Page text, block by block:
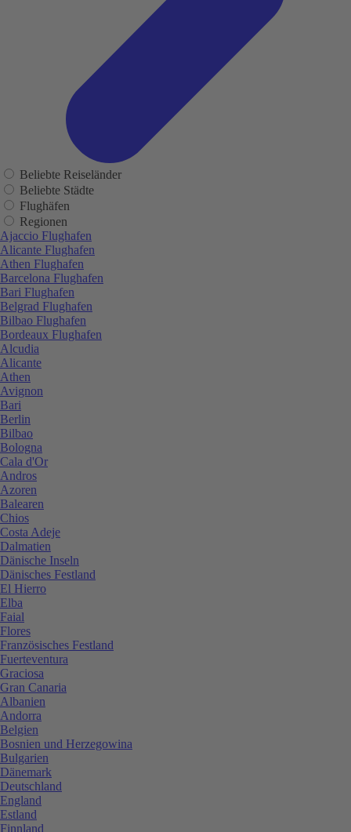
Beliebte Reiseländer
Beliebte Städte
Flughäfen
Regionen
Ajaccio Flughafen
Alicante Flughafen
Athen Flughafen
Barcelona Flughafen
Bari Flughafen
Belgrad Flughafen
Bilbao Flughafen
Bordeaux Flughafen
Alcudia
Alicante
Athen
Avignon
Bari
Berlin
Bilbao
Bologna
Cala d'Or
Andros
Azoren
Balearen
Chios
Costa Adeje
Dalmatien
Dänische Inseln
Dänisches Festland
El Hierro
Elba
Faial
Flores
Französisches Festland
Fuerteventura
Graciosa
Gran Canaria
Albanien
Andorra
Belgien
Bosnien und Herzegowina
Bulgarien
Dänemark
Deutschland
England
Estland
Finnland